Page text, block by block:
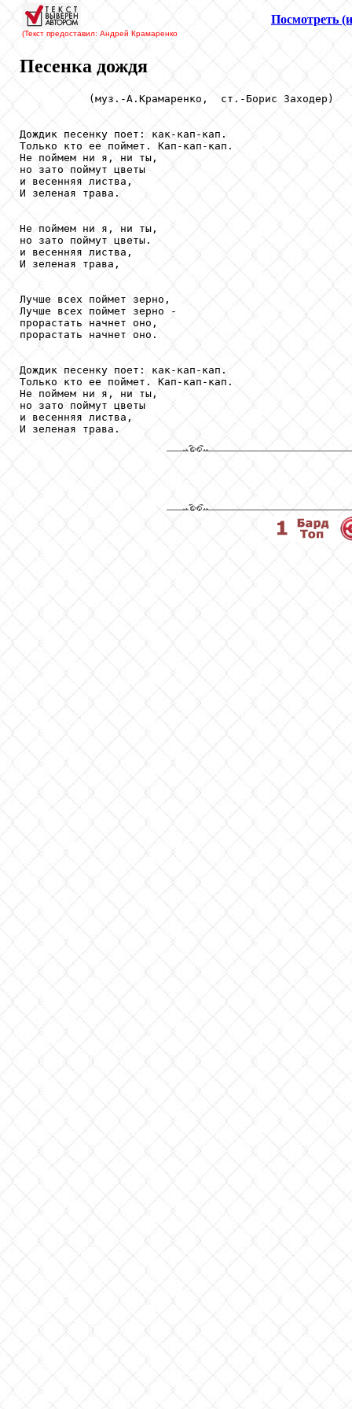
(Текст предоставил: Андрей Крамаренко
Посмотреть
Песенка дождя
           (муз.-А.Крамаренко,  ст.-Борис Заходер)
Дождик песенку поет: как-кап-кап.
Только кто ее поймет. Кап-кап-кап.
Не поймем ни я, ни ты,
но зато поймут цветы
и весенняя листва,
И зеленая трава.
Не поймем ни я, ни ты,
но зато поймут цветы.
и весенняя листва,
И зеленая трава,
Лучше всех поймет зерно,
Лучше всех поймет зерно -
прорастать начнет оно,
прорастать начнет оно.
Дождик песенку поет: как-кап-кап.
Только кто ее поймет. Кап-кап-кап.
Не поймем ни я, ни ты,
но зато поймут цветы
и весенняя листва,
И зеленая трава.